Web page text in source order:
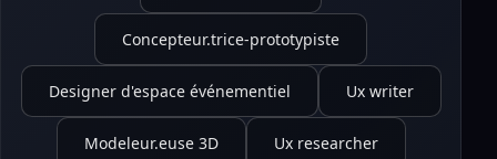
Concepteur.trice-prototypiste
Designer d'espace événementiel Ux writer
Modeleur.euse 3D Ux researcher